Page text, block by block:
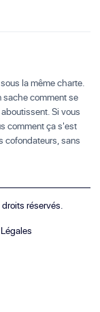
la même charte.
sache comment se
Si vous
comment ça s'est
cofondateurs, sans
droits réservés.